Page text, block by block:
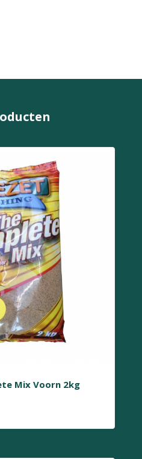
Mix Voorn 2kg